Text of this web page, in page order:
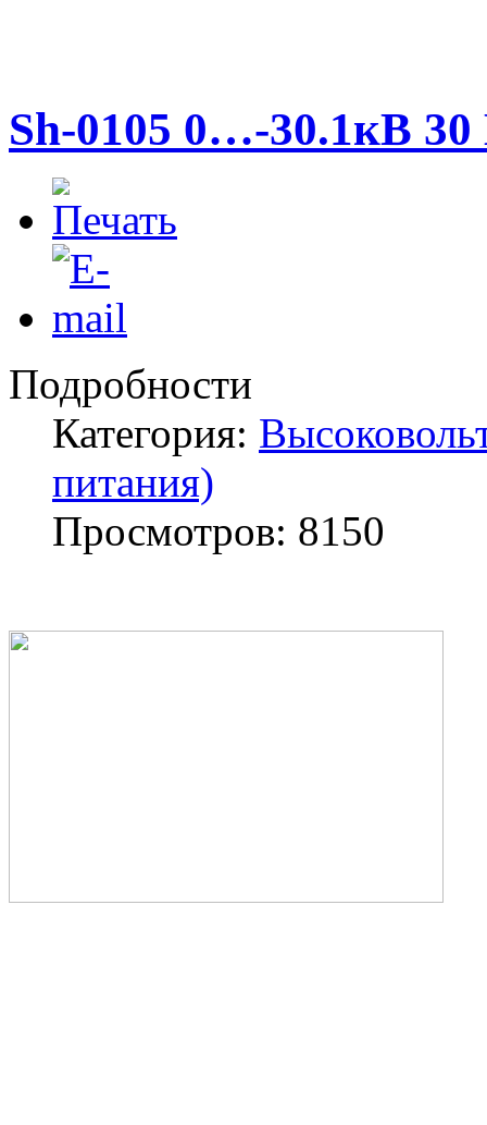
Sh-0105 0…-30.1кВ 30
Подробности
Категория:
питания)
Просмотров: 8150